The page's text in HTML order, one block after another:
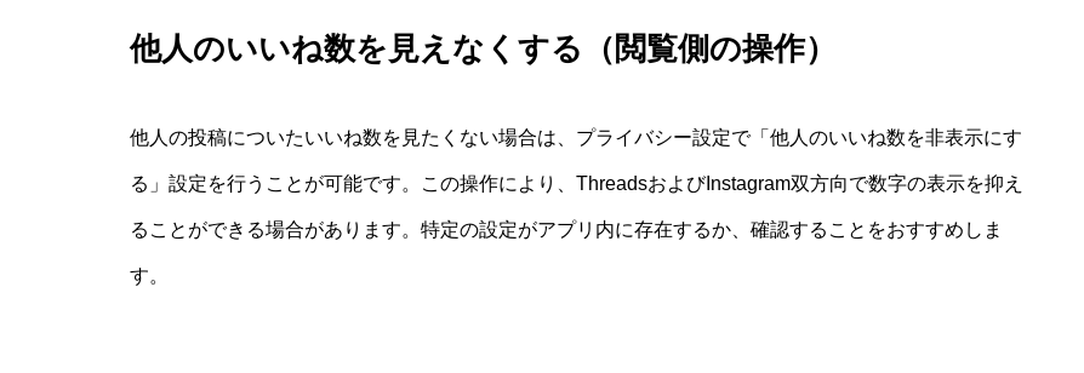
他人のいいね数を見えなくする（閲覧側の操作）
他人の投稿についたいいね数を見たくない場合は、プライバシー設定で「他人のいいね数を非表示にす
る」設定を行うことが可能です。この操作により、ThreadsおよびInstagram双方向で数字の表示を抑え
ることができる場合があります。特定の設定がアプリ内に存在するか、確認することをおすすめしま
す。